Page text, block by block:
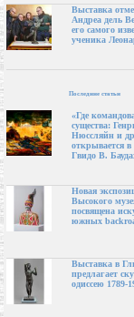
Выставка
Андреа дель
его самого
ученика
Последние статьи
«Где
существа:
Нюссляйн и
открывается в
Гвидо В.
Новая
Высокого
посвящена
южных
Выставка в
предлагает
одиссею 1789-